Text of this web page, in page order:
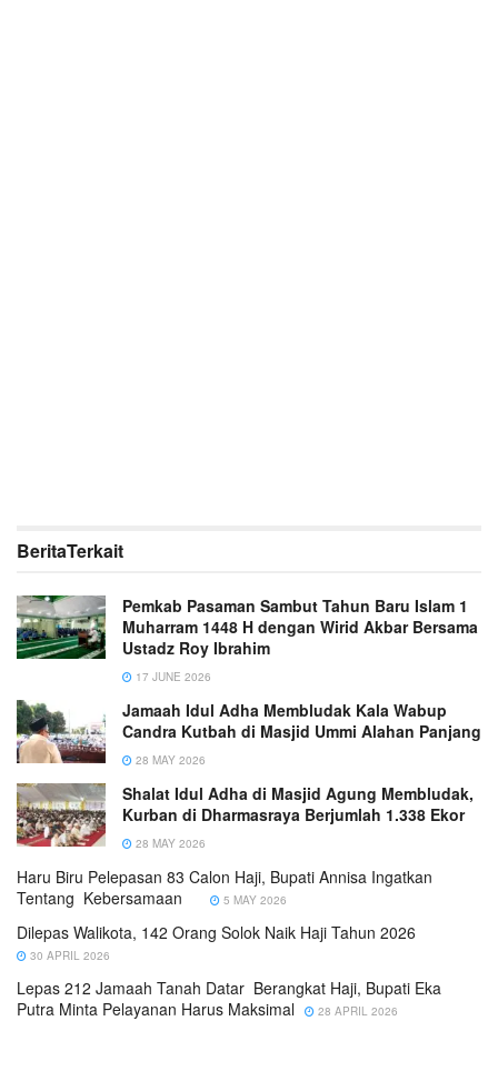
BeritaTerkait
Pemkab Pasaman Sambut Tahun Baru Islam 1
Muharram 1448 H dengan Wirid Akbar Bersama
Ustadz Roy Ibrahim
17 JUNE 2026
Jamaah Idul Adha Membludak Kala Wabup
Candra Kutbah di Masjid Ummi Alahan Panjang
28 MAY 2026
Shalat Idul Adha di Masjid Agung Membludak,
Kurban di Dharmasraya Berjumlah 1.338 Ekor
28 MAY 2026
Haru Biru Pelepasan 83 Calon Haji, Bupati Annisa Ingatkan
Tentang Kebersamaan
5 MAY 2026
Dilepas Walikota, 142 Orang Solok Naik Haji Tahun 2026
30 APRIL 2026
Lepas 212 Jamaah Tanah Datar Berangkat Haji, Bupati Eka
Putra Minta Pelayanan Harus Maksimal
28 APRIL 2026